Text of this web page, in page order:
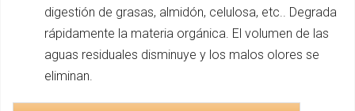
digestión de grasas, almidón, celulosa, etc.. Degrada
rápidamente la materia orgánica. El volumen de las
aguas residuales disminuye y los malos olores se
eliminan.